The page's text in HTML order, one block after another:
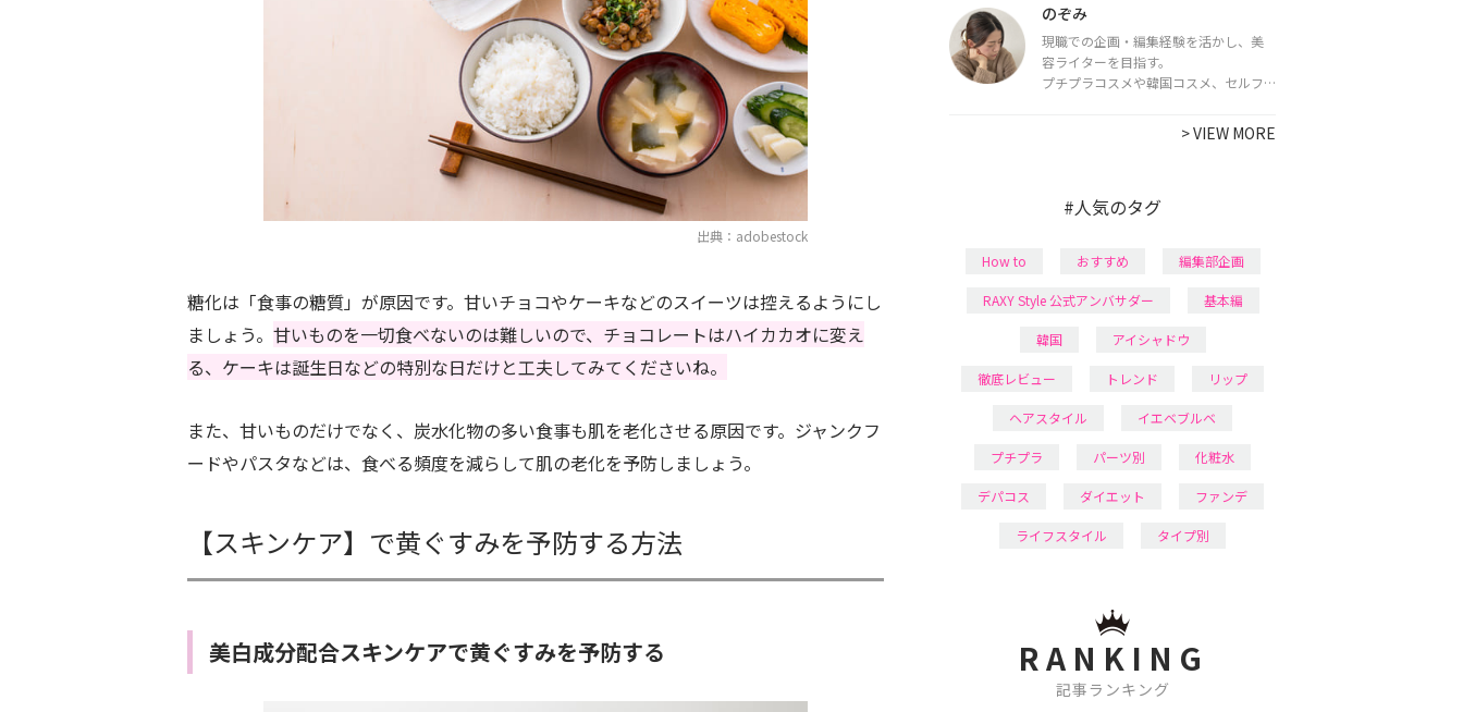
出典：adobestock
糖化は「食事の糖質」が原因です。甘いチョコやケーキなどのスイーツは控えるようにし
ましょう。 甘いものを一切食べないのは難しいので、チョコレートはハイカカオに変え
る、ケーキは誕生日などの特別な日だけと工夫してみてくださいね。
また、甘いものだけでなく、炭水化物の多い食事も肌を老化させる原因です。ジャンクフ
ードやパスタなどは、食べる頻度を減らして肌の老化を予防しましょう。
【スキンケア】で黄ぐすみを予防する方法
美白成分配合スキンケアで黄ぐすみを予防する
ライターとして活動中。
都内で16タイプパーソナルカラー診
断・顔タイプ診断・骨格診断によるイ
メージコンサルティングも行っていま
のぞみ
現職での企画・編集経験を活かし、美
容ライターを目指す。
プチプラコスメや韓国コスメ、セルフ
で最新情報をチェック。家事や育児の合
間に取り入れられる時短美容テクも実
>VIEW MORE
#人気のタグ
How to おすすめ 編集部企画
RAXY Style 公式アンバサダー 基本編
韓国 アイシャドウ
徹底レビュー トレンド リップ
ヘアスタイル イエベブルベ
プチプラ パーツ別 化粧水
デパコス ダイエット ファンデ
ライフスタイル タイプ別
RANKING
記事ランキング